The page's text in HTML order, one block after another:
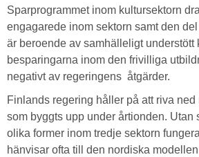
Sparprogrammet inom kultursektorn
engagarede inom sektorn samt den
är beroende av samhälleligt understött
besparingarna inom den frivilliga
negativt av regeringens åtgärder.
Finlands regering håller på att riva
som byggts upp under årtionden. Utan
olika former inom tredje sektorn
hänvisar ofta till den nordiska